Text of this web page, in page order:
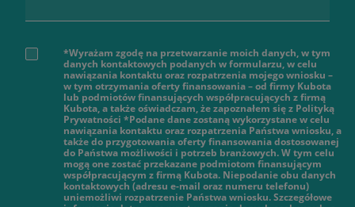
*Wyrażam zgodę na przetwarzanie moich danych, w tym
danych kontaktowych podanych w formularzu, w celu
nawiązania kontaktu oraz rozpatrzenia mojego wniosku –
w tym otrzymania oferty finansowania – od firmy Kubota
lub podmiotów finansujących współpracujących z firmą
Kubota, a także oświadczam, że zapoznałem się z Polityką
Prywatności *Podane dane zostaną wykorzystane w celu
nawiązania kontaktu oraz rozpatrzenia Państwa wniosku, a
także do przygotowania oferty finansowania dostosowanej
do Państwa możliwości i potrzeb branżowych. W tym celu
mogą one zostać przekazane podmiotom finansującym
współpracującym z firmą Kubota. Niepodanie obu danych
kontaktowych (adresu e-mail oraz numeru telefonu)
uniemożliwi rozpatrzenie Państwa wniosku. Szczegółowe